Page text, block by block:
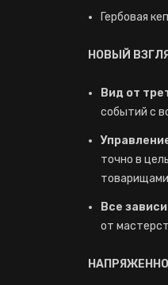
Гербовая
НОВЫЙ
Вид от
событий с
точно в
Все
от